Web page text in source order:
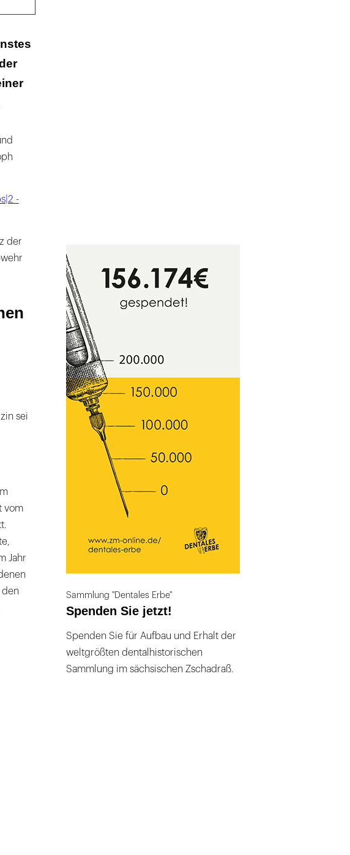
-
der
sei
vom
Jahr
den
Sammlung "Dentales Erbe"
Spenden Sie jetzt!
Spenden Sie für Aufbau und Erhalt der
weltgrößten dentalhistorischen
Sammlung im sächsischen Zschadraß.